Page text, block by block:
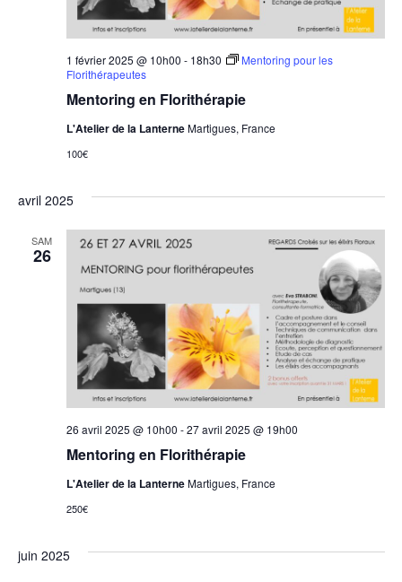
Mentoring en Florithérapie
1 février 2025 @ 10h00 - 18h30
Mentoring pour les
Florithérapeutes
L'Atelier de la LanterneMartigues, France
100€
avril 2025
SAM
26
Mentoring en Florithérapie
26 avril 2025 @ 10h00 -27 avril 2025 @ 19h00
L'Atelier de la LanterneMartigues, France
250€
juin 2025